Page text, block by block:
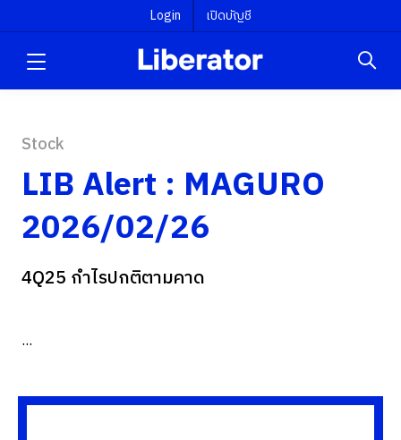
Login เปิดบัญชี
Stock
LIB Alert : MAGURO
2026/02/26
4Q25 กำไรปกติตามคาด
...